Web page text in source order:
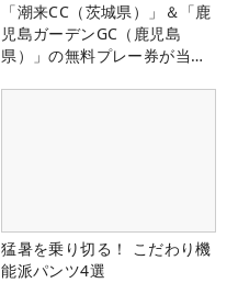
「潮来CC（茨城県）」＆「鹿
児島ガーデンGC（鹿児島
県）」の無料プレー券が当た
猛暑を乗り切る！ こだわり機
能派パンツ4選